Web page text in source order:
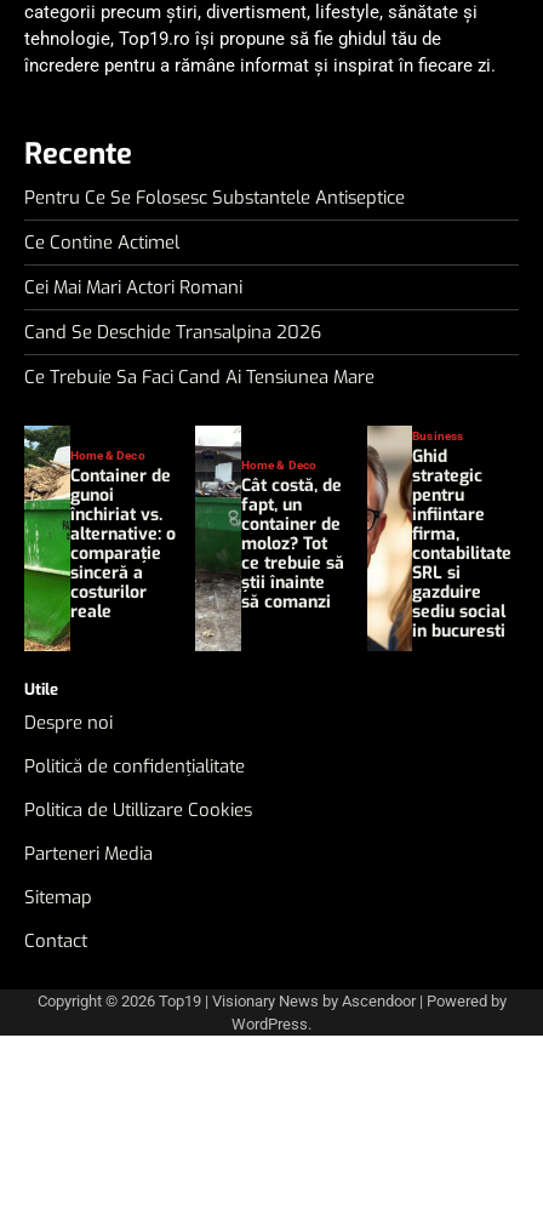
categorii precum știri, divertisment, lifestyle, sănătate și
tehnologie, Top19.ro își propune să fie ghidul tău de
încredere pentru a rămâne informat și inspirat în fiecare zi.
Recente
Pentru Ce Se Folosesc Substantele Antiseptice
Ce Contine Actimel
Cei Mai Mari Actori Romani
Cand Se Deschide Transalpina 2026
Ce Trebuie Sa Faci Cand Ai Tensiunea Mare
Home & Deco
Container de
gunoi
închiriat vs.
alternative: o
comparație
sinceră a
costurilor
reale
Home & Deco
Cât costă, de
fapt, un
container de
moloz? Tot
ce trebuie să
știi înainte
să comanzi
Business
Ghid
strategic
pentru
infiintare
firma,
contabilitate
SRL si
gazduire
sediu social
in bucuresti
Utile
Despre noi
Politică de confidențialitate
Politica de Utillizare Cookies
Parteneri Media
Sitemap
Contact
Copyright © 2026 Top19| Visionary News by Ascendoor| Powered by
WordPress.